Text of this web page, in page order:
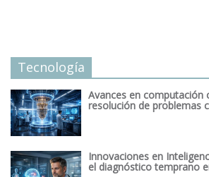
Tecnología
Avances en computación
resolución de problemas
Innovaciones en
el diagnóstico temprano